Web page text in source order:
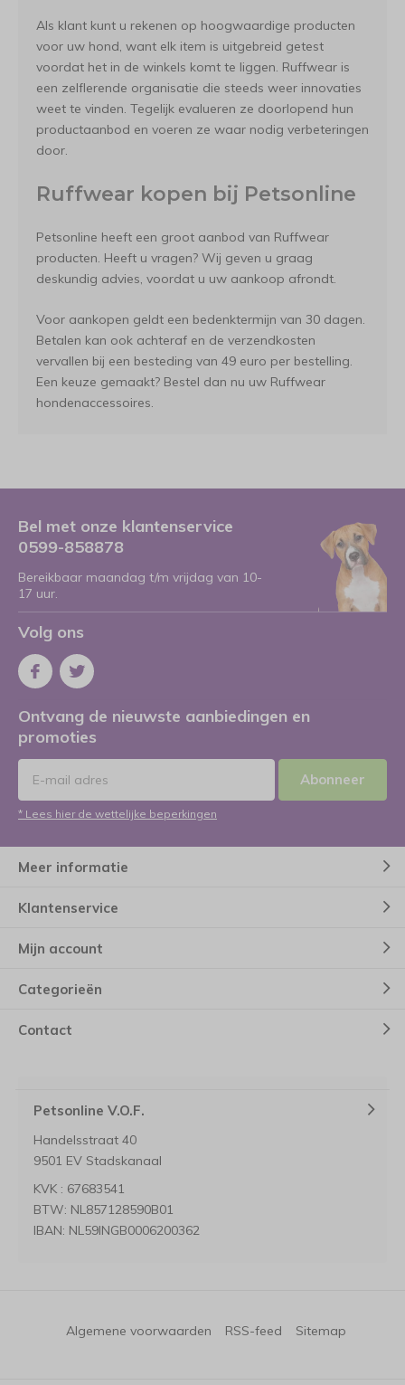
Als klant kunt u rekenen op hoogwaardige producten
voor uw hond, want elk item is uitgebreid getest
voordat het in de winkels komt te liggen. Ruffwear is
een zelflerende organisatie die steeds weer innovaties
weet te vinden. Tegelijk evalueren ze doorlopend hun
productaanbod en voeren ze waar nodig verbeteringen
door.
Ruffwear kopen bij Petsonline
Petsonline heeft een groot aanbod van Ruffwear
producten. Heeft u vragen? Wij geven u graag
deskundig advies, voordat u uw aankoop afrondt.
Voor aankopen geldt een bedenktermijn van 30 dagen.
Betalen kan ook achteraf en de verzendkosten
vervallen bij een besteding van 49 euro per bestelling.
Een keuze gemaakt? Bestel dan nu uw Ruffwear
hondenaccessoires.
Bel met onze klantenservice
0599-858878
Bereikbaar maandag t/m vrijdag van 10-
17 uur.
Volg ons
Ontvang de nieuwste aanbiedingen en
promoties
Abonneer
* Lees hier de wettelijke beperkingen
Meer informatie
Klantenservice
Mijn account
Categorieën
Contact
Petsonline V.O.F.
Handelsstraat 40
9501 EV Stadskanaal
KVK : 67683541
BTW: NL857128590B01
IBAN: NL59INGB0006200362
Algemene voorwaarden RSS-feed Sitemap